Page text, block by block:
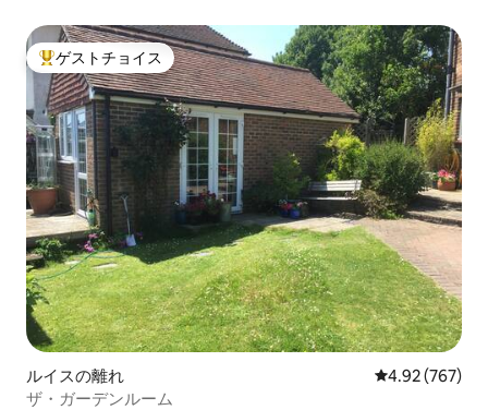
大好評のゲストチョイスです。
ゲストチョイス
ルイスの離れ レビュー767
4.92 (767)
ザ・ガーデンルーム